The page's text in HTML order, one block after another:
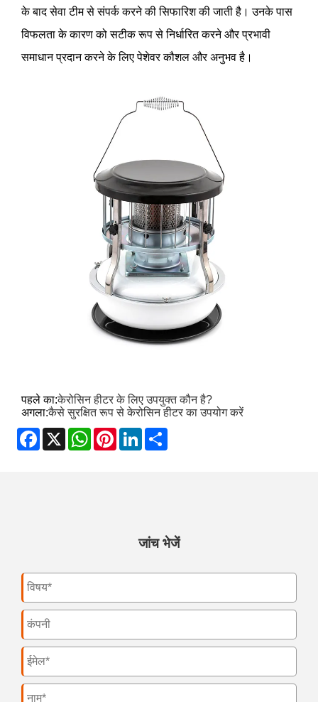
के बाद सेवा टीम से संपर्क करने की सिफारिश की जाती है। उनके पास
विफलता के कारण को सटीक रूप से निर्धारित करने और प्रभावी
समाधान प्रदान करने के लिए पेशेवर कौशल और अनुभव है।
पहले का:केरोसिन हीटर के लिए उपयुक्त कौन है?
अगला:कैसे सुरक्षित रूप से केरोसिन हीटर का उपयोग करें
Facebook
X WhatsApp
PinterestLinkedIn
जांच भेजें